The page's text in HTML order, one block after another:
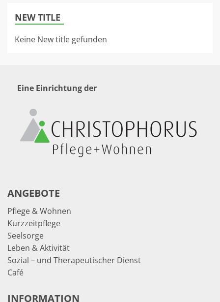
NEW TITLE
Keine New title gefunden
Eine Einrichtung der
ANGEBOTE
Pflege & Wohnen
Kurzzeitpflege
Seelsorge
Leben & Aktivität
Sozial – und Therapeutischer Dienst
Café
INFORMATION